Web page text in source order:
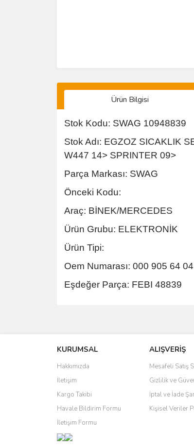
Ürün Bilgisi
Stok Kodu: SWAG 10948839
Stok Adı: EGZOZ SICAKLIK
W447 14> SPRINTER 09>
Parça Markası: SWAG
Önceki Kodu:
Araç: BİNEK/MERCEDES
Ürün Grubu: ELEKTRONİK
Ürün Tipi:
Oem Numarası: 000 905 64 04
Eşdeğer Parça: FEBI 48839
Ürün resmi kalitesiz, bozuk veya
Ürün açıklamasında eksik bilgiler
Ürün bilgilerinde hatalar bulunuyor.
Ürün fiyatı diğer sitelerden daha pahalı.
Bu ürüne benzer farklı alternatifler olmalı.
KURUMSAL
Hakkımızda
İletişim
Kargo Takibi
Havale Bildirim Formu
İletişim Formu
ALIŞVERİŞ
Mesafeli Satış
Gizlilik ve
İptal ve İade
Kişisel Veriler